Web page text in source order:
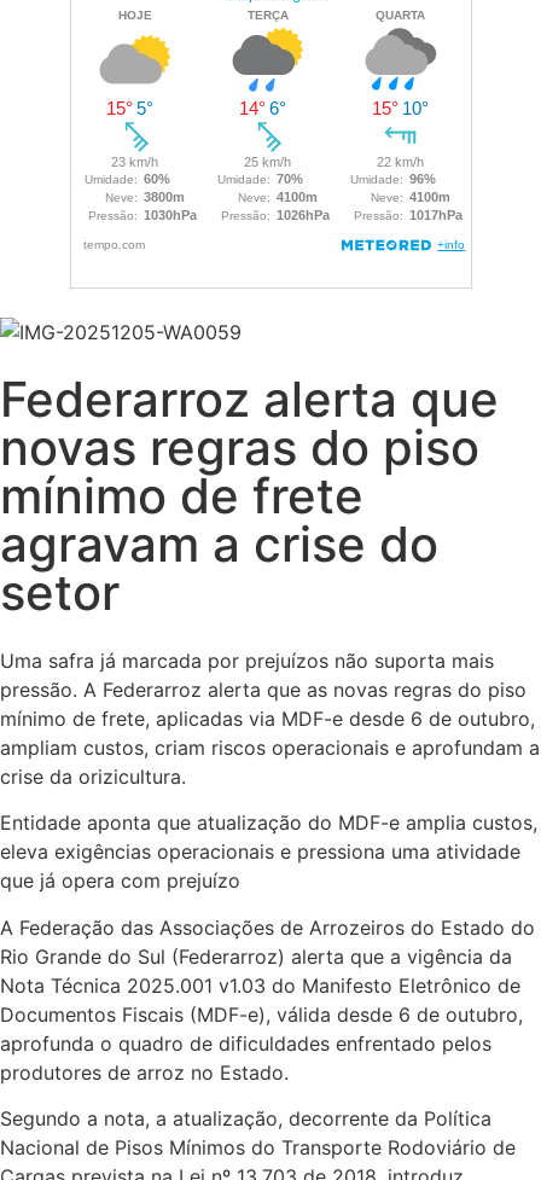
Federarroz alerta que
novas regras do piso
mínimo de frete
agravam a crise do
setor
Uma safra já marcada por prejuízos não suporta mais
pressão. A Federarroz alerta que as novas regras do piso
mínimo de frete, aplicadas via MDF-e desde 6 de outubro,
ampliam custos, criam riscos operacionais e aprofundam a
crise da orizicultura.
Entidade aponta que atualização do MDF-e amplia custos,
eleva exigências operacionais e pressiona uma atividade
que já opera com prejuízo
A Federação das Associações de Arrozeiros do Estado do
Rio Grande do Sul (Federarroz) alerta que a vigência da
Nota Técnica 2025.001 v1.03 do Manifesto Eletrônico de
Documentos Fiscais (MDF-e), válida desde 6 de outubro,
aprofunda o quadro de dificuldades enfrentado pelos
produtores de arroz no Estado.
Segundo a nota, a atualização, decorrente da Política
Nacional de Pisos Mínimos do Transporte Rodoviário de